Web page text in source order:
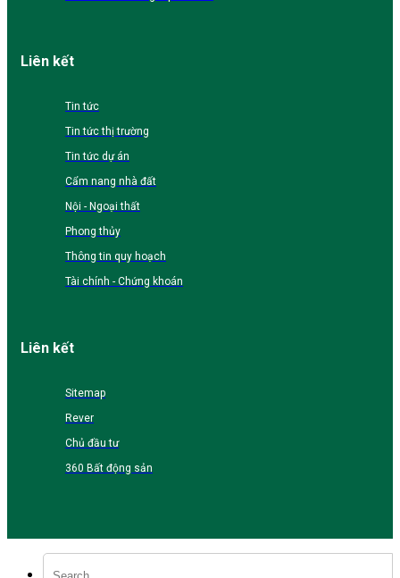
Liên kết
Tin tức
Tin tức thị trường
Tin tức dự án
Cẩm nang nhà đất
Nội - Ngoại thất
Phong thủy
Thông tin quy hoạch
Tài chính - Chứng khoán
Liên kết
Sitemap
Rever
Chủ đầu tư
360 Bất động sản